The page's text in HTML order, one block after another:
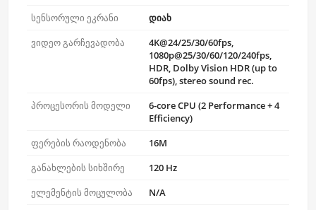
სენსორული ეკრანი
დიახ
ვიდეო გარჩევადობა
4K@24/25/30/60fps,
1080p@25/30/60/120/240fps,
HDR, Dolby Vision HDR (up to
60fps), stereo sound rec.
პროცესორის მოდელი
6-core CPU (2 Performance + 4
Efficiency)
ფერების რაოდენობა
16M
განახლების სიხშირე
120 Hz
ელემენტის მოცულობა
N/A